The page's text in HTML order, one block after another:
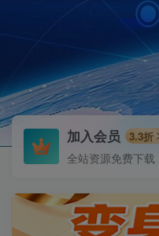
加入会员 3.3折
全站资源免费下载